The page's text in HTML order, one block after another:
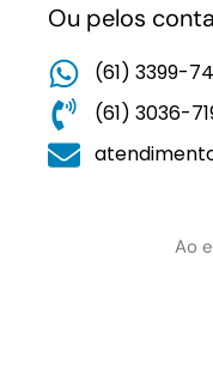
Ou pelos
(61) 3399-
(61) 3036-
Ao